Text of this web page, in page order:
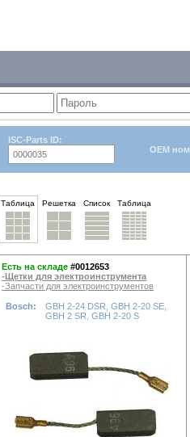
ISC-Parts ID:
OEM
Таблица Решетка Список Таблица
Есть на складе #0012653
-Щетки для электроинструмента
-Запчасти для электроинструментов
Bosch:
GBH 2-24 DSR, GBH 2-20 SE,
GBH 2 SR, GBH 2-20 S